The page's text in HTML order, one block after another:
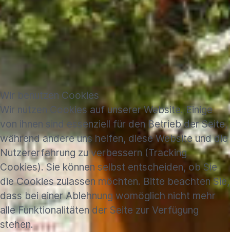
Wir benutzen Cookies
Wir nutzen Cookies auf unserer Website. Einige
von ihnen sind essenziell für den Betrieb der Seite,
während andere uns helfen, diese Website und die
Nutzererfahrung zu verbessern (Tracking
Cookies). Sie können selbst entscheiden, ob Sie
die Cookies zulassen möchten. Bitte beachten Sie,
dass bei einer Ablehnung womöglich nicht mehr
alle Funktionalitäten der Seite zur Verfügung
stehen.